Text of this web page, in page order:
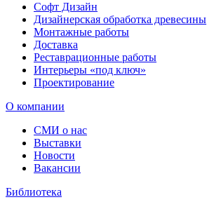
Софт Дизайн
Дизайнерская обработка древесины
Монтажные работы
Доставка
Реставрационные работы
Интерьеры «под ключ»
Проектирование
О компании
СМИ о нас
Выставки
Новости
Вакансии
Библиотека